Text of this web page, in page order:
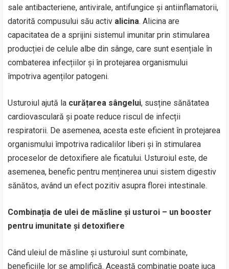
sale antibacteriene, antivirale, antifungice și antiinflamatorii,
datorită compusului său activ alicina. Alicina are
capacitatea de a sprijini sistemul imunitar prin stimularea
producției de celule albe din sânge, care sunt esențiale în
combaterea infecțiilor și în protejarea organismului
împotriva agenților patogeni.
Usturoiul ajută la curățarea sângelui, susține sănătatea
cardiovasculară și poate reduce riscul de infecții
respiratorii. De asemenea, acesta este eficient în protejarea
organismului împotriva radicalilor liberi și în stimularea
proceselor de detoxifiere ale ficatului. Usturoiul este, de
asemenea, benefic pentru menținerea unui sistem digestiv
sănătos, având un efect pozitiv asupra florei intestinale.
Combinația de ulei de măsline și usturoi – un booster
pentru imunitate și detoxifiere
Când uleiul de măsline și usturoiul sunt combinate,
beneficiile lor se amplifică. Această combinație poate juca